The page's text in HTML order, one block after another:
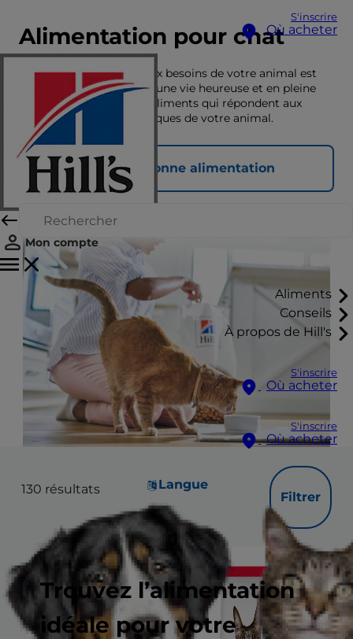
S'inscrire
Où acheter
Mon compte
Aliments
Conseils
À propos de Hill's
S'inscrire
Où acheter
S'inscrire
Où acheter
Langue
Trouvez l’alimentation
idéale pour votre
Alimentation pour chat
Une nutrition adaptée aux besoins de votre animal est
essentielle pour lui offrir une vie heureuse et en pleine
santé. Découvrez ici les aliments qui répondent aux
besoins nutritionnels uniques de votre animal.
Choisir la bonne alimentation
130 résultats
Filtrer